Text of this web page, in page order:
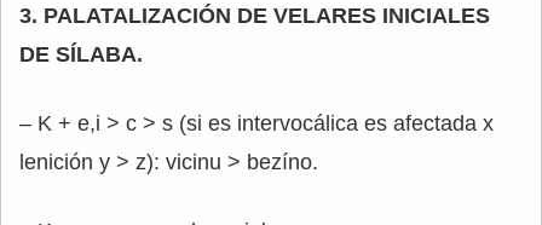
3. PALATALIZACIÓN DE VELARES INICIALES
DE SÍLABA.
– K + e,i > c > s (si es intervocálica es afectada x
lenición y > z): vicinu > bezíno.